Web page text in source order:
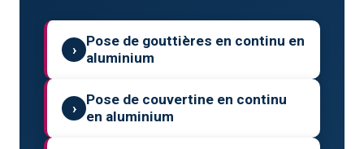
›
Pose de gouttières en continu en
aluminium
›
Pose de couvertine en continu
en aluminium